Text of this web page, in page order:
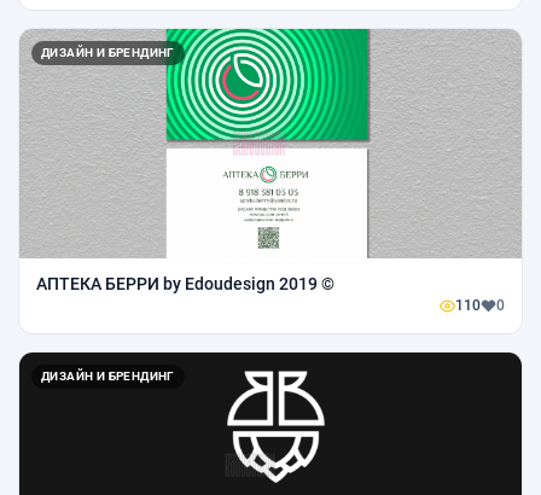
ДИЗАЙН И БРЕНДИНГ
АПТЕКА БЕРРИ by Edoudesign 2019 ©
110 0
ДИЗАЙН И БРЕНДИНГ